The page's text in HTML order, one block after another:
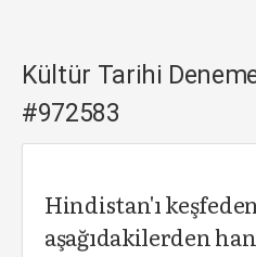
Kültür Tarihi
#972583
Hindistan'ı
aşağıdakilerden